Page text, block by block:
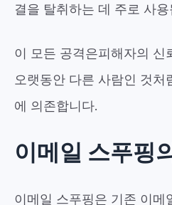
결을 탈취하는 데 주로 사용
이 모든 공격은피해자의 신
오랫동안 다른 사람인 것처
에 의존합니다.
이메일 스푸핑
이메일 스푸핑은 기존 이메